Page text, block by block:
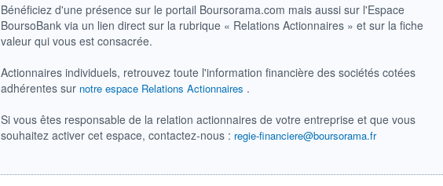
Bénéficiez d'une présence sur le portail Boursorama.com mais aussi sur l'Espace
BoursoBank via un lien direct sur la rubrique « Relations Actionnaires » et sur la fiche
valeur qui vous est consacrée.
Actionnaires individuels, retrouvez toute l'information financière des sociétés cotées
adhérentes sur notre espace Relations Actionnaires .
Si vous êtes responsable de la relation actionnaires de votre entreprise et que vous
souhaitez activer cet espace, contactez-nous : regie-financiere@boursorama.fr